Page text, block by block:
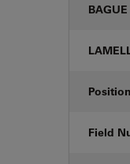
BAGUE
Field